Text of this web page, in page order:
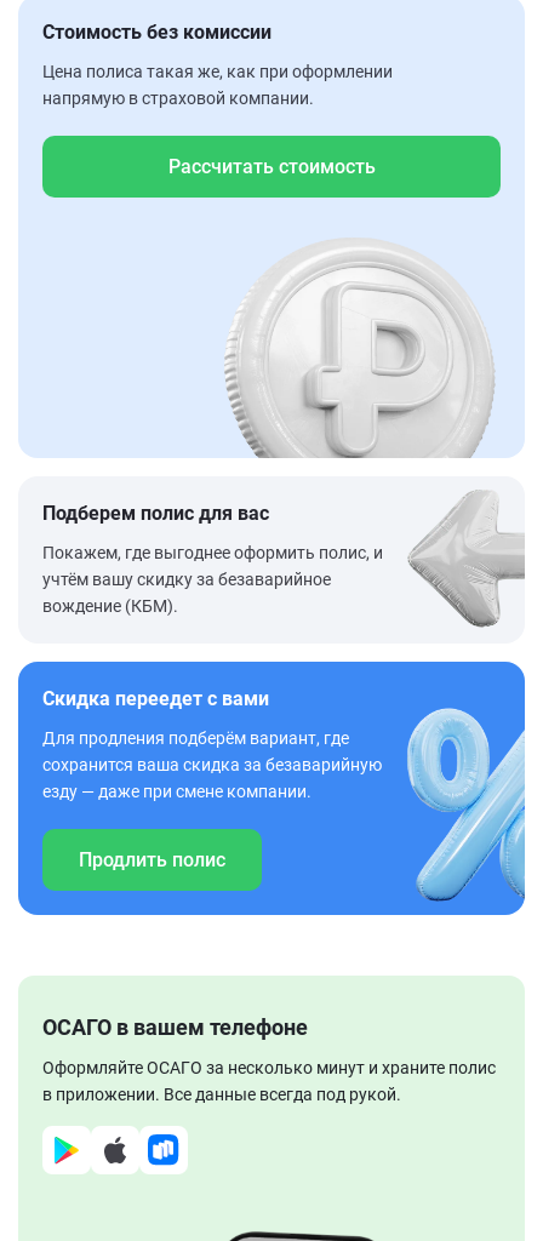
Стоимость без комиссии
Цена полиса такая же, как при оформлении
напрямую в страховой компании.
Рассчитать стоимость
Подберем полис для вас
Покажем, где выгоднее оформить полис, и
учтём вашу скидку за безаварийное
вождение (КБМ).
Скидка переедет с вами
Для продления подберём вариант, где
сохранится ваша скидка за безаварийную
езду — даже при смене компании.
Продлить полис
ОСАГО в вашем телефоне
Оформляйте ОСАГО за несколько минут и храните полис
в приложении. Все данные всегда под рукой.